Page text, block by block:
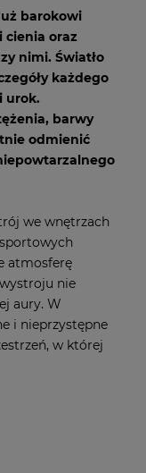
barokowi
cienia oraz
nimi. Światło
każdego
urok.
barwy
odmienić
we wnętrzach
atmosferę
nie
aury. W
i nieprzystępne
w której